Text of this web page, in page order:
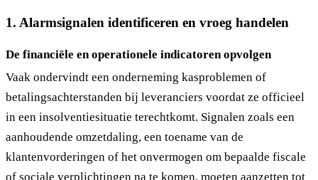
1. Alarmsignalen identificeren en vroeg handelen
De financiële en operationele indicatoren opvolgen
Vaak ondervindt een onderneming kasproblemen of
betalingsachterstanden bij leveranciers voordat ze officieel
in een insolventiesituatie terechtkomt. Signalen zoals een
aanhoudende omzetdaling, een toename van de
klantenvorderingen of het onvermogen om bepaalde fiscale
of sociale verplichtingen na te komen, moeten aanzetten tot